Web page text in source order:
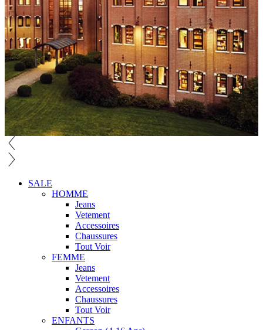
SALE
HOMME
Jeans
Vetement
Accessoires
Chaussures
Tout Voir
FEMME
Jeans
Vetement
Accessoires
Chaussures
Tout Voir
ENFANTS